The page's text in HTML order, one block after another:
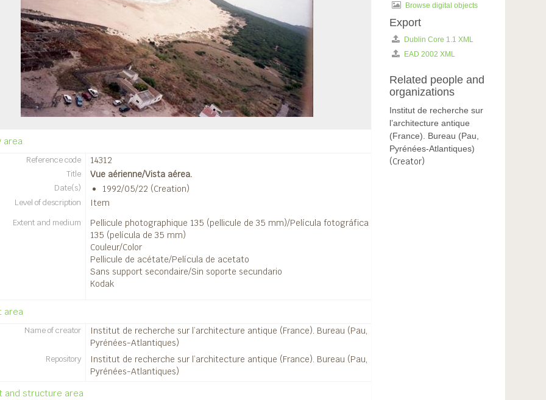
14342 - Vue aérienne/Vista aérea.
14343 - Vue aérienne/Vista aérea.
14344 - Vue aérienne/Vista aérea.
14345 - Vue aérienne/Vista aérea.
14351 - Vue aérienne/Vista aérea.
14377 - Vue aérienne/Vista aérea.
14380 - Vue aérienne/Vista aérea.
14395 - [Silla del Papa].
14398 - [Silla del Papa].
14399 - [Silla del Papa].
14400 - [Silla del Papa].
14401 - [Silla del Papa].
14403 - [Silla del Papa].
14404 - [Silla del Papa].
14405 - [Silla del Papa].
14406 - [Silla del Papa].
14407 - [Silla del Papa].
14410 - [Silla del Papa].
14411 - [Silla del Papa].
14412 - [Silla del Papa].
14413 - [Silla del Papa].
area
Reference code 14312
Title Vue aérienne/Vista aérea.
Date(s) 1992/05/22 (Creation)
Level of description Item
Extent and medium
Pellicule photographique 135 (pellicule de 35 mm)/Película fotográfica
135 (película de 35 mm)
Couleur/Color
Pellicule de acétate/Película de acetato
Sans support secondaire/Sin soporte secundario
Kodak
area
Name of creator
Institut de recherche sur l’architecture antique (France). Bureau (Pau,
Pyrénées-Atlantiques)
Repository
Institut de recherche sur l’architecture antique (France). Bureau (Pau,
Pyrénées-Atlantiques)
and structure area
Browse digital objects
Export
Dublin Core 1.1 XML
EAD 2002 XML
Related people and
organizations
Institut de recherche sur
l’architecture antique
(France). Bureau (Pau,
Pyrénées-Atlantiques)
(Creator)